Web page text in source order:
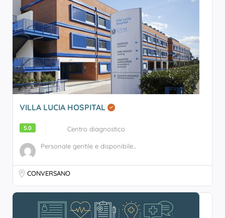
VILLA LUCIA HOSPITAL
5.0 Centro diagnostico
Personale gentile e disponibile...
CONVERSANO